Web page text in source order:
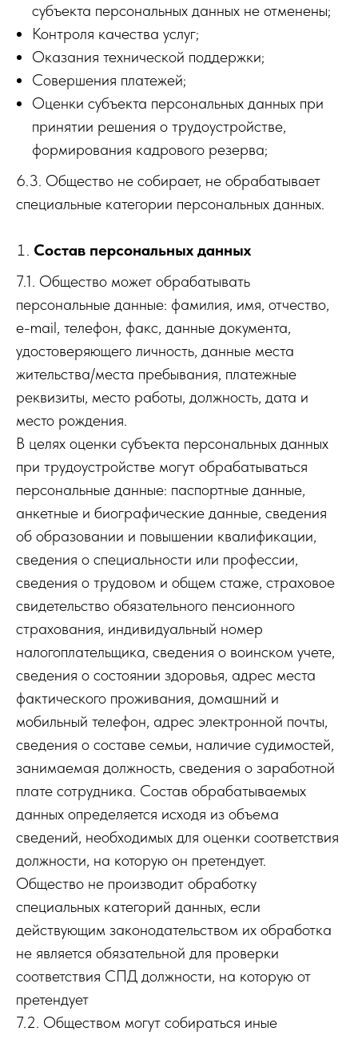
субъекта персональных данных не отменены;
Контроля качества услуг;
Оказания технической поддержки;
Совершения платежей;
Оценки субъекта персональных данных при
принятии решения о трудоустройстве,
формирования кадрового резерва;
6.3. Общество не собирает, не обрабатывает
специальные категории персональных данных.
Состав персональных данных
7.1. Общество может обрабатывать
персональные данные: фамилия, имя, отчество,
e-mail, телефон, факс, данные документа,
удостоверяющего личность, данные места
жительства/места пребывания, платежные
реквизиты, место работы, должность, дата и
место рождения.
В целях оценки субъекта персональных данных
при трудоустройстве могут обрабатываться
персональные данные: паспортные данные,
анкетные и биографические данные, сведения
об образовании и повышении квалификации,
сведения о специальности или профессии,
сведения о трудовом и общем стаже, страховое
свидетельство обязательного пенсионного
страхования, индивидуальный номер
налогоплательщика, сведения о воинском учете,
сведения о состоянии здоровья, адрес места
фактического проживания, домашний и
мобильный телефон, адрес электронной почты,
сведения о составе семьи, наличие судимостей,
занимаемая должность, сведения о заработной
плате сотрудника. Состав обрабатываемых
данных определяется исходя из объема
сведений, необходимых для оценки соответствия
должности, на которую он претендует.
Общество не производит обработку
специальных категорий данных, если
действующим законодательством их обработка
не является обязательной для проверки
соответствия СПД должности, на которую от
претендует
7.2. Обществом могут собираться иные